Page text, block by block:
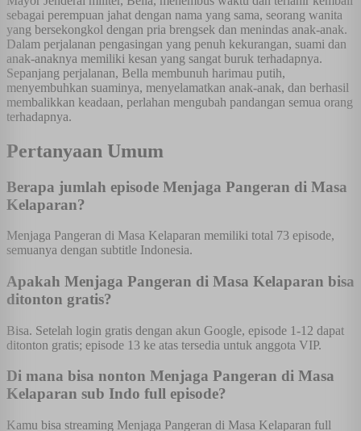
sebagai perempuan jahat dengan nama yang sama, seorang wanita
yang bersekongkol dengan pria brengsek dan menindas anak-anak.
Dalam perjalanan pengasingan yang penuh kekurangan, suami dan
anak-anaknya memiliki kesan yang sangat buruk terhadapnya.
Sepanjang perjalanan, Bella membunuh harimau putih,
menyembuhkan suaminya, menyelamatkan anak-anak, dan berhasil
membalikkan keadaan, perlahan mengubah pandangan semua orang
terhadapnya.
Pertanyaan Umum
Berapa jumlah episode Menjaga Pangeran di Masa
Kelaparan?
Menjaga Pangeran di Masa Kelaparan memiliki total 73 episode,
semuanya dengan subtitle Indonesia.
Apakah Menjaga Pangeran di Masa Kelaparan bisa
ditonton gratis?
Bisa. Setelah login gratis dengan akun Google, episode 1-12 dapat
ditonton gratis; episode 13 ke atas tersedia untuk anggota VIP.
Di mana bisa nonton Menjaga Pangeran di Masa
Kelaparan sub Indo full episode?
Kamu bisa streaming Menjaga Pangeran di Masa Kelaparan full